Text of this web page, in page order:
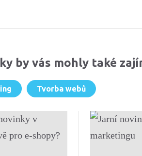
by vás mohly také
Tvorba webů